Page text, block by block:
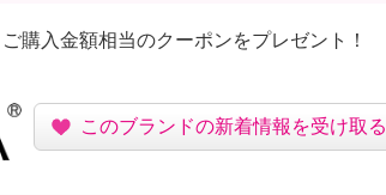
購入金額相当のクーポンをプレゼント！
このブランドの新着情報を受け取る